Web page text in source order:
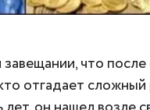
что после
отгадает сложный